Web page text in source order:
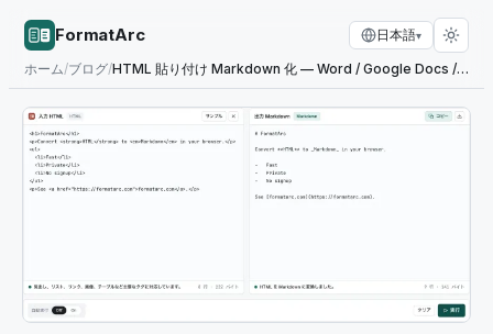
FormatArc
ホーム/ブログ/ HTML 貼り付け Markdown 化 — Word / Google Docs / ChatGPT の span・inline style を除去 (ブラウザ内)
日本語▾